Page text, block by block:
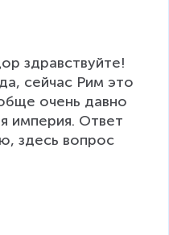
здравствуйте!
сейчас Рим это
очень давно
империя. Ответ
здесь вопрос